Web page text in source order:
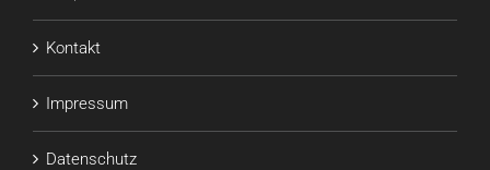
Kontakt
Impressum
Datenschutz